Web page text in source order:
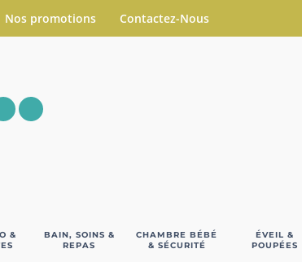
Nos promotions Contactez-Nous
&
BAIN, SOINS &
REPAS
CHAMBRE BÉBÉ
& SÉCURITÉ
ÉVEIL &
POUPÉES